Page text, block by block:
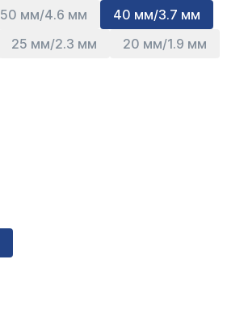
50 мм/4.6 мм
40 мм/3.7 мм
25 мм/2.3 мм
20 мм/1.9 мм